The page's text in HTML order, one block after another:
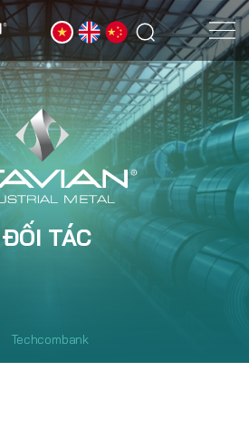
Techcombank
ĐỐI TÁC